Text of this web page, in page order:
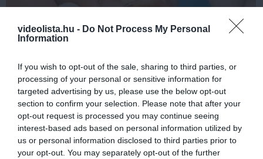
videolista.hu - Do Not Process My Personal
Information
If you wish to opt-out of the sale, sharing to third parties, or
processing of your personal or sensitive information for
targeted advertising by us, please use the below opt-out
section to confirm your selection. Please note that after your
opt-out request is processed you may continue seeing
interest-based ads based on personal information utilized by
us or personal information disclosed to third parties prior to
your opt-out. You may separately opt-out of the further
Fungus Dries Up And Falls Off After The First
Use
More
357 36 381